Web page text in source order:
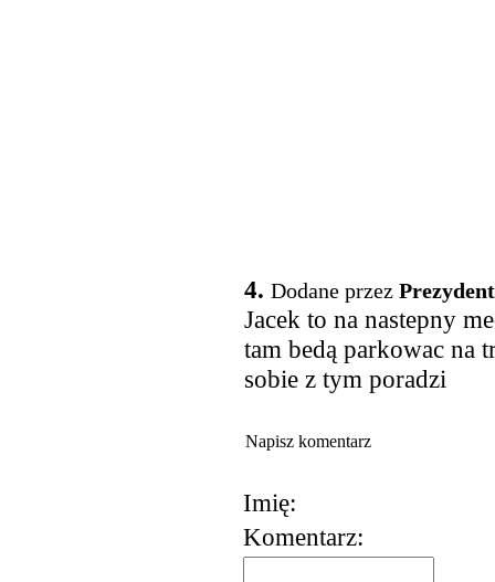
4. Dodane przez
Jacek to na nastepny
tam bedą parkowac na
sobie z tym poradzi
Napisz komentarz
Imię:
Komentarz: